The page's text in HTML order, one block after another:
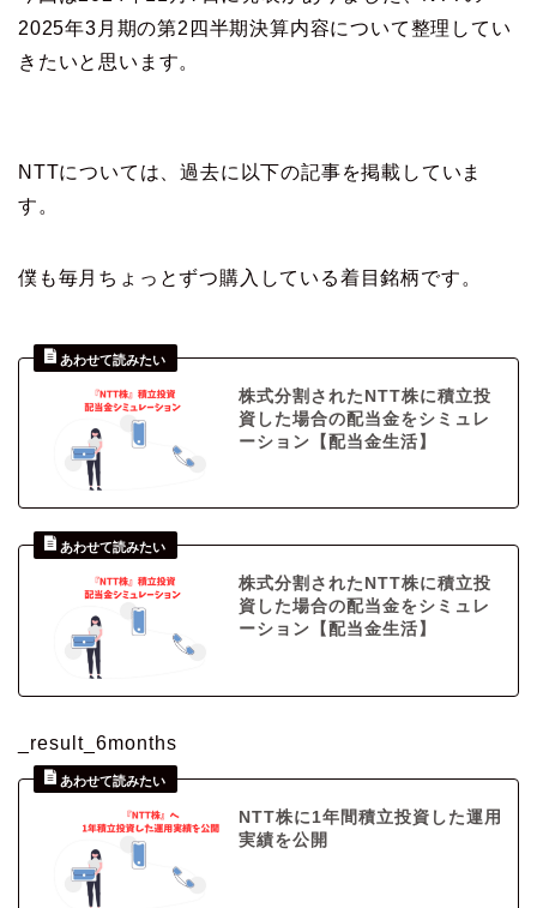
2025年3月期の第2四半期決算内容について整理してい
きたいと思います。
NTTについては、過去に以下の記事を掲載していま
す。
僕も毎月ちょっとずつ購入している着目銘柄です。
株式分割されたNTT株に積立投
資した場合の配当金をシミュレ
ーション【配当金生活】
株式分割されたNTT株に積立投
資した場合の配当金をシミュレ
ーション【配当金生活】
_result_6months
NTT株に1年間積立投資した運用
実績を公開